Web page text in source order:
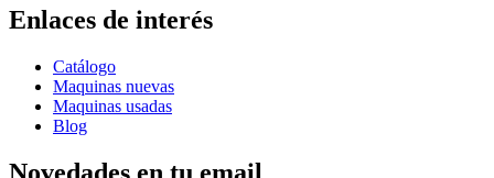
Enlaces de interés
Catálogo
Maquinas nuevas
Maquinas usadas
Blog